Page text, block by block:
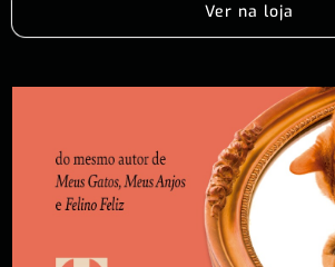
Ver na loja